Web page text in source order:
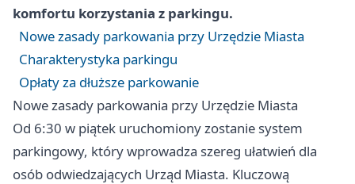
komfortu korzystania z parkingu.
Nowe zasady parkowania przy Urzędzie Miasta
Charakterystyka parkingu
Opłaty za dłuższe parkowanie
Nowe zasady parkowania przy Urzędzie Miasta
Od 6:30 w piątek uruchomiony zostanie system
parkingowy, który wprowadza szereg ułatwień dla
osób odwiedzających Urząd Miasta. Kluczową